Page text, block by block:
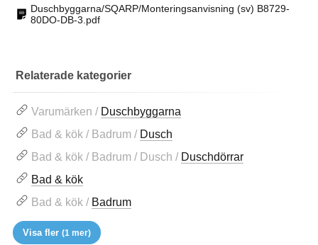
Duschbyggarna/SQARP/Monteringsanvisning (sv) B8729-
80DO-DB-3.pdf
Relaterade kategorier
Varumärken / Duschbyggarna
Bad & kök / Badrum / Dusch
Bad & kök / Badrum / Dusch / Duschdörrar
Bad & kök
Bad & kök / Badrum
Visa fler (1 mer)